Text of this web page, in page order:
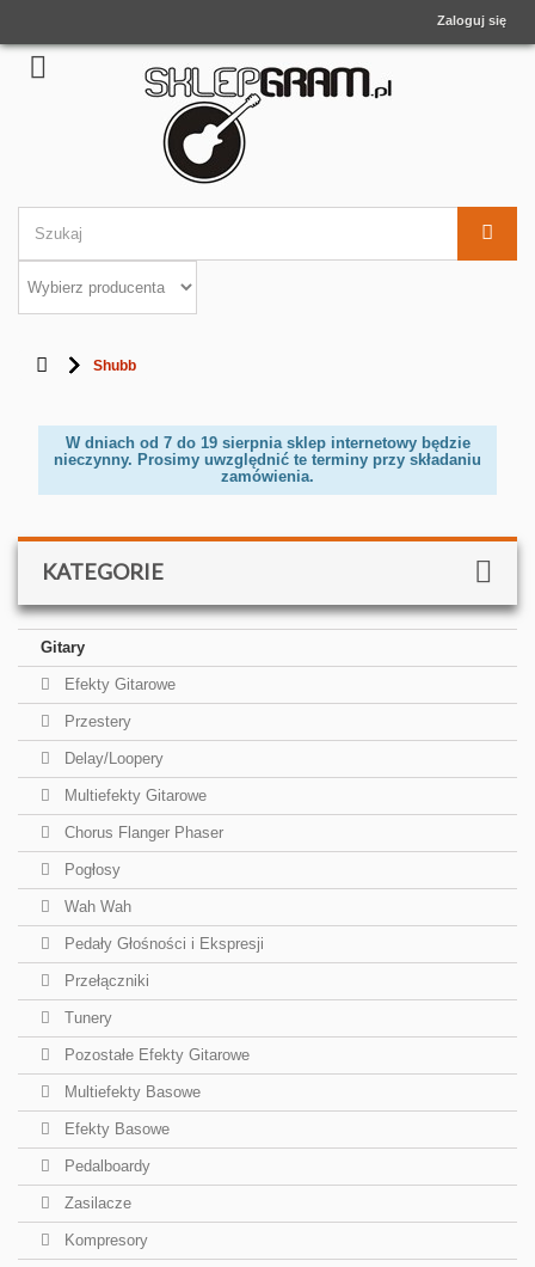
Zaloguj się
Shubb
W dniach od 7 do 19 sierpnia sklep internetowy będzie
nieczynny. Prosimy uwzględnić te terminy przy składaniu
zamówienia.
KATEGORIE
Gitary
Efekty Gitarowe
Przestery
Delay/Loopery
Multiefekty Gitarowe
Chorus Flanger Phaser
Pogłosy
Wah Wah
Pedały Głośności i Ekspresji
Przełączniki
Tunery
Pozostałe Efekty Gitarowe
Multiefekty Basowe
Efekty Basowe
Pedalboardy
Zasilacze
Kompresory